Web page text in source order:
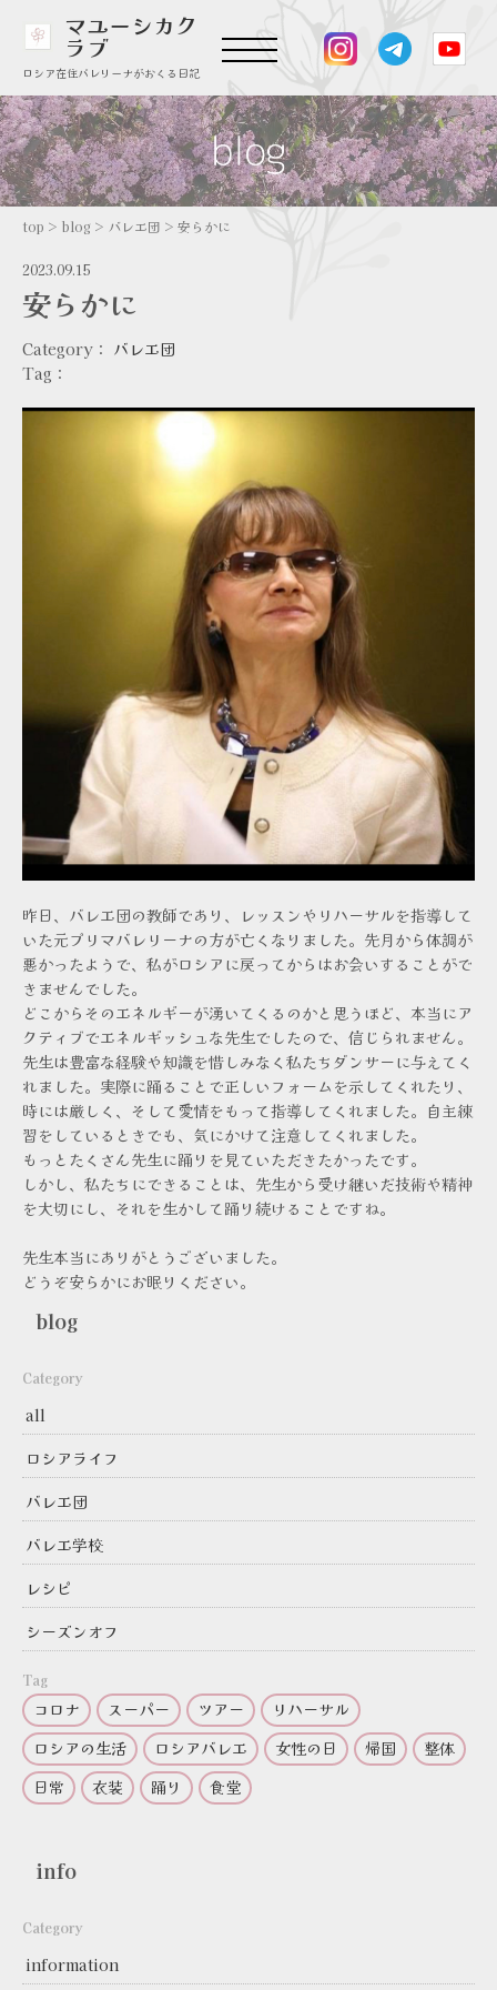
マユーシカク
ラブ
ロシア在住バレリーナがおくる日記
top > blog > バレエ団 > 安らかに
2023.09.15
安らかに
Category： バレエ団
Tag：
昨日、バレエ団の教師であり、レッスンやリハーサルを指導して
いた元プリマバレリーナの方が亡くなりました。先月から体調が
悪かったようで、私がロシアに戻ってからはお会いすることがで
きませんでした。
どこからそのエネルギーが湧いてくるのかと思うほど、本当にア
クティブでエネルギッシュな先生でしたので、信じられません。
先生は豊富な経験や知識を惜しみなく私たちダンサーに与えてく
れました。実際に踊ることで正しいフォームを示してくれたり、
時には厳しく、そして愛情をもって指導してくれました。自主練
習をしているときでも、気にかけて注意してくれました。
もっとたくさん先生に踊りを見ていただきたかったです。
しかし、私たちにできることは、先生から受け継いだ技術や精神
を大切にし、それを生かして踊り続けることですね。
先生本当にありがとうございました。
どうぞ安らかにお眠りください。
blog
Category
all
ロシアライフ
バレエ団
バレエ学校
レシピ
シーズンオフ
Tag
コロナ スーパー ツアー
リハーサル
ロシアの生活
ロシアバレエ 女性の日 帰国
整体
日常
衣装 踊り 食堂
info
Category
information